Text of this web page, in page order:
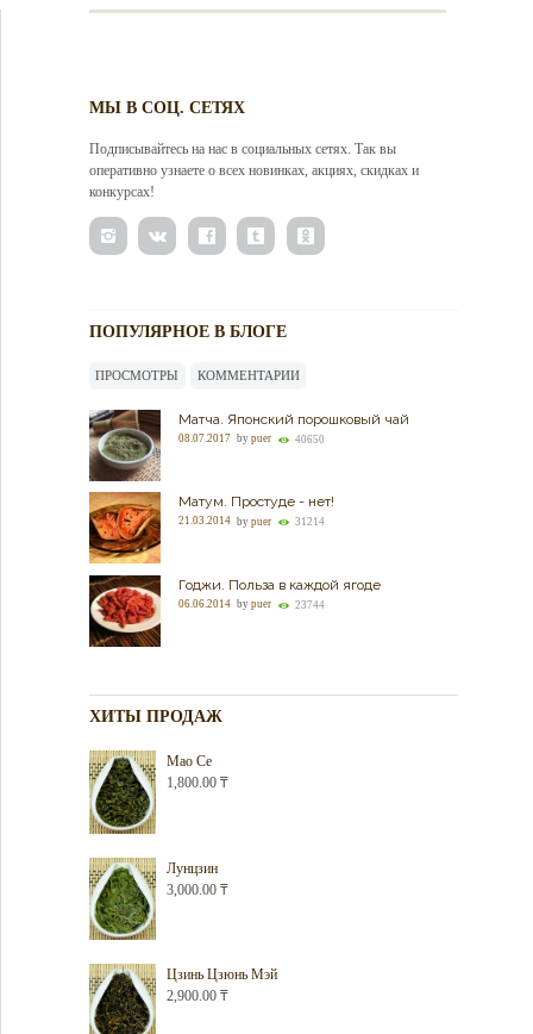
МЫ В СОЦ. СЕТЯХ
Подписывайтесь на нас в социальных сетях. Так вы
оперативно узнаете о всех новинках, акциях, скидках и
конкурсах!
ПОПУЛЯРНОЕ В БЛОГЕ
ПРОСМОТРЫ КОММЕНТАРИИ
Матча. Японский порошковый чай
08.07.2017 by puer 40650
Матум. Простуде - нет!
21.03.2014 by puer 31214
Годжи. Польза в каждой ягоде
06.06.2014 by puer 23744
ХИТЫ ПРОДАЖ
Мао Се
1,800.00 ₸
Лунцзин
3,000.00 ₸
Цзинь Цзюнь Мэй
2,900.00 ₸